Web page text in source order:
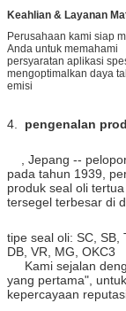
Keahlian & Layanan
Perusahaan kami siap
Anda untuk memahami
persyaratan aplikasi
mengoptimalkan daya
emisi
4. pengenalan
, Jepang --
pada tahun 1939,
produk seal oli
tersegel terbesar di
tipe seal oli: SC, SB,
DB, VR, MG, OKC3
Kami sejalan
yang pertama",
kepercayaan